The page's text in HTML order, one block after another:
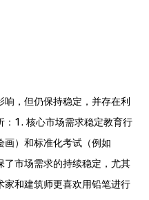
，但仍保持稳定，并存在利
：1. 核心市场需求稳定教育行
画）和标准化考试（例如
市场需求的持续稳定，尤其
家和建筑师更喜欢用铅笔进行